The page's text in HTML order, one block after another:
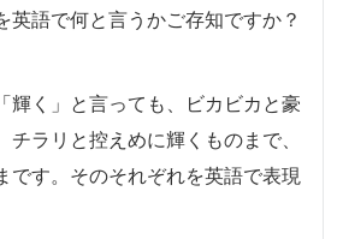
英語で何と言うかご存知ですか？
輝く」と言っても、ビカビカと豪
ラリと控えめに輝くものまで、
です。そのそれぞれを英語で表現